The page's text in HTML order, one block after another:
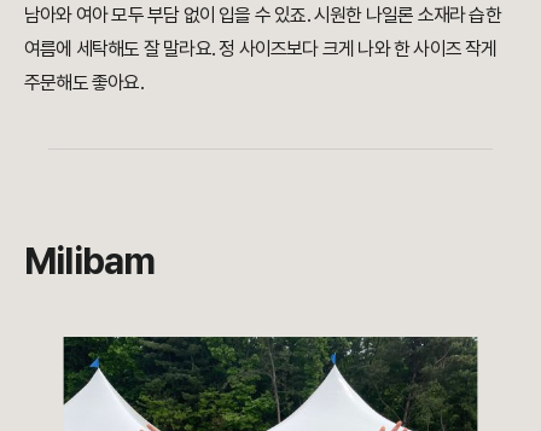
남아와 여아 모두 부담 없이 입을 수 있죠. 시원한 나일론 소재라 습한
여름에 세탁해도 잘 말라요. 정 사이즈보다 크게 나와 한 사이즈 작게
주문해도 좋아요.
Milibam